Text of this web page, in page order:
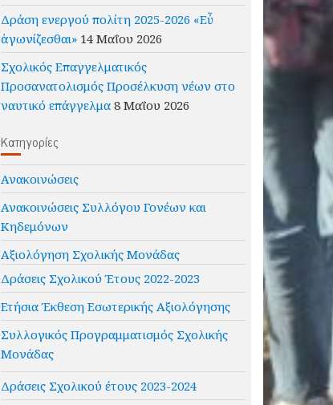
Δράση ενεργού πολίτη 2025-2026 «Εὖ
ἀγωνίζεσθαι» 14 Μαΐου 2026
Σχολικός Επαγγελματικός
Προσανατολισμός Προσέλκυση νέων στο
ναυτικό επάγγελμα 8 Μαΐου 2026
Kατηγορίες
Ανακοινώσεις
Ανακοινώσεις Συλλόγου Γονέων και
Κηδεμόνων
Αξιολόγηση Σχολικής Μονάδας
Δράσεις Σχολικού Έτους 2022-2023
Ετήσια Έκθεση Εσωτερικής Αξιολόγησης
Συλλογικός Προγραμματισμός Σχολικής
Μονάδας
Δράσεις Σχολικού έτους 2023-2024